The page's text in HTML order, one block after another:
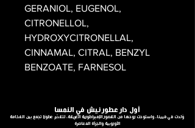
GERANIOL, EUGENOL,
CITRONELLOL,
HYDROXYCITRONELLAL,
CINNAMAL, CITRAL, BENZYL
BENZOATE, FARNESOL
أول دار عطور نيش في النمسا
وُلدت في فيينا، واستوحت روحها من القصور الإمبراطورية العريقة، لتقدّم عطورًا تجمع بين الفخامة
الأوروبية والجرأة المعاصرة